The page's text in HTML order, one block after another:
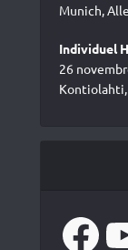
Munich,
Individuel
26
Facebook